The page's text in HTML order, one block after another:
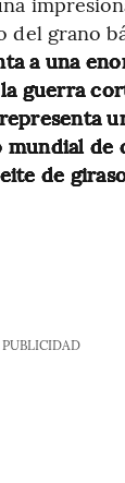
del grano
a una
guerra
de
de
PUBLICIDAD